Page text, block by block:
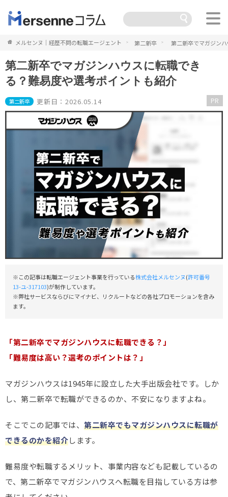
メルセンヌ｜経歴不問の転職エージェント 第二新卒 第二新卒でマガジン
第二新卒でマガジンハウスに転職でき
る？難易度や選考ポイントも紹介
第二新卒 更新日：2026.05.14 PR
※この記事は転職エージェント事業を行っている株式会社メルセンヌ(許可番号
13-ユ-317103)が制作しています。
※弊社サービスならびにマイナビ、リクルートなどの各社プロモーションを含み
ます。
「第二新卒でマガジンハウスに転職できる？」
「難易度は高い？選考のポイントは？」
マガジンハウスは1945年に設立した大手出版会社です。しか
し、第二新卒で転職ができるのか、不安になりますよね。
そこでこの記事では、 第二新卒でもマガジンハウスに転職が
できるのかを紹介します。
難易度や転職するメリット、事業内容なども記載しているの
で、第二新卒でマガジンハウスへ転職を目指している方は参